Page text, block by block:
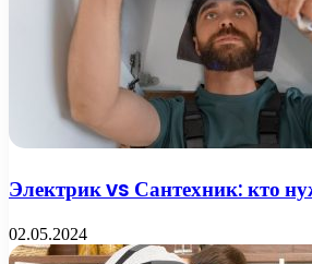
Электрик vs Сантехник: кто
02.05.2024